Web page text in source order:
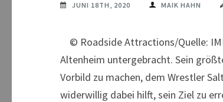
JUNI 18TH, 2020 MAIK HAHN
© Roadside Attractions/Quelle:
Altenheim untergebracht. Sein
Vorbild zu machen, dem Wrestler
widerwillig dabei hilft, sein Ziel zu